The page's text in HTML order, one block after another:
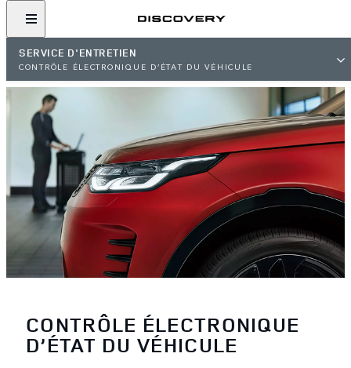
SERVICE D'ENTRETIEN
CONTRÔLE ÉLECTRONIQUE D’ÉTAT DU VÉHICULE
CONTRÔLE ÉLECTRONIQUE
D’ÉTAT DU VÉHICULE